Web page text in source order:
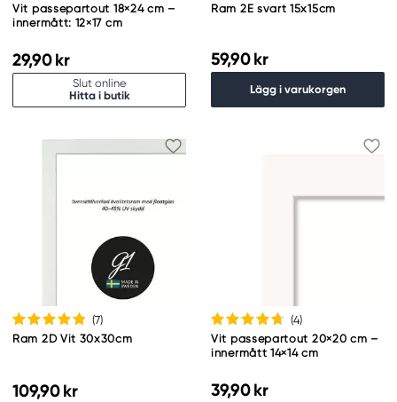
Vit passepartout 18×24 cm –
innermått: 12×17 cm
29,90 kr
Slut online
Hitta i butik
Ram 2E svart 15x15cm
59,90 kr
Lägg i varukorgen
(7)
Ram 2D Vit 30x30cm
109,90 kr
(4)
Vit passepartout 20×20 cm –
innermått 14×14 cm
39,90 kr